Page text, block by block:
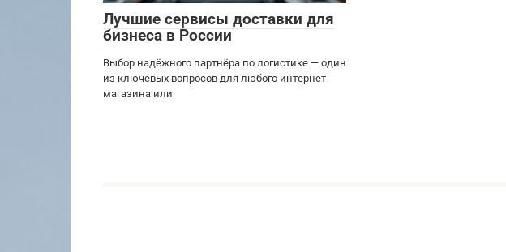
Лучшие сервисы доставки для
бизнеса в России
Выбор надёжного партнёра по логистике — один
из ключевых вопросов для любого интернет-
магазина или